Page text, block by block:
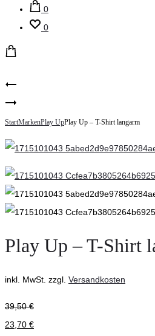
0
0
Product
navigation
–
langarm
Play
Up
–
langarm
StartMarkenPlay UpPlay Up – T-Shirt langarm
Play Up – T-Shirt
inkl. MwSt. zzgl. Versandkosten
39,50€
23,70 €